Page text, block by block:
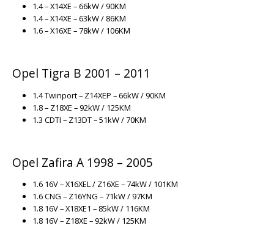
1.4 – X14XE – 66kW / 90KM
1.4 – X14XE – 63kW / 86KM
1.6 – X16XE – 78kW / 106KM
Opel Tigra B 2001 – 2011
1.4 Twinport – Z14XEP – 66kW / 90KM
1.8 – Z18XE – 92kW / 125KM
1.3 CDTI – Z13DT – 51kW / 70KM
Opel Zafira A 1998 – 2005
1.6 16V – X16XEL / Z16XE – 74kW / 101KM
1.6 CNG – Z16YNG – 71kW / 97KM
1.8 16V – X18XE1 – 85kW / 116KM
1.8 16V – Z18XE – 92kW / 125KM